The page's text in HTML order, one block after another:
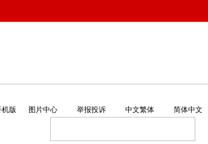
机版 图片中心 举报投诉 中文繁体 简体中文